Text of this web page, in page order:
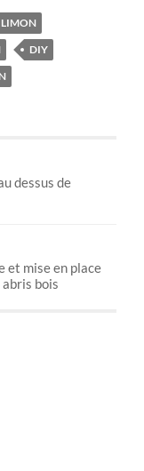
LIMON
DIY
dessus de
et mise en place
abris bois